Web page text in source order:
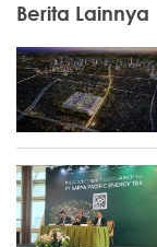
Berita Lainnya